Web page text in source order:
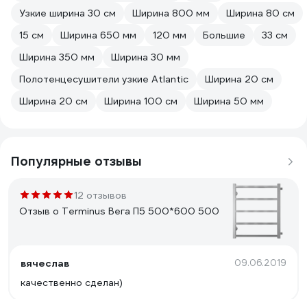
Узкие ширина 30 см
Ширина 800 мм
Ширина 80 см
15 см
Ширина 650 мм 120 мм Большие
33 см
Ширина 350 мм
Ширина 30 мм
Полотенцесушители узкие Atlantic
Ширина 20 см
Ширина 20 см
Ширина 100 см Ширина 50 мм
Популярные отзывы
12 отзывов
Отзыв о Terminus Вега П5 500*600 500
вячеслав 09.06.2019
качественно сделан)